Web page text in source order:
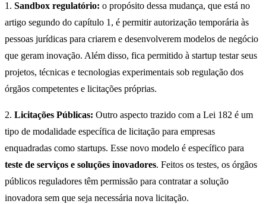
1. Sandbox regulatório: o propósito dessa mudança, que está no
artigo segundo do capítulo 1, é permitir autorização temporária às
pessoas jurídicas para criarem e desenvolverem modelos de negócio
que geram inovação. Além disso, fica permitido à startup testar seus
projetos, técnicas e tecnologias experimentais sob regulação dos
órgãos competentes e licitações próprias.
2. Licitações Públicas: Outro aspecto trazido com a Lei 182 é um
tipo de modalidade específica de licitação para empresas
enquadradas como startups. Esse novo modelo é específico para
teste de serviços e soluções inovadores. Feitos os testes, os órgãos
públicos reguladores têm permissão para contratar a solução
inovadora sem que seja necessária nova licitação.